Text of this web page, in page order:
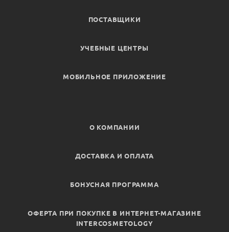
ПОСТАВЩИКИ
УЧЕБНЫЕ ЦЕНТРЫ
МОБИЛЬНОЕ ПРИЛОЖЕНИЕ
О КОМПАНИИ
ДОСТАВКА И ОПЛАТА
БОНУСНАЯ ПРОГРАММА
ОФЕРТА ПРИ ПОКУПКЕ В ИНТЕРНЕТ-МАГАЗИНЕ
INTERCOSMETOLOGY